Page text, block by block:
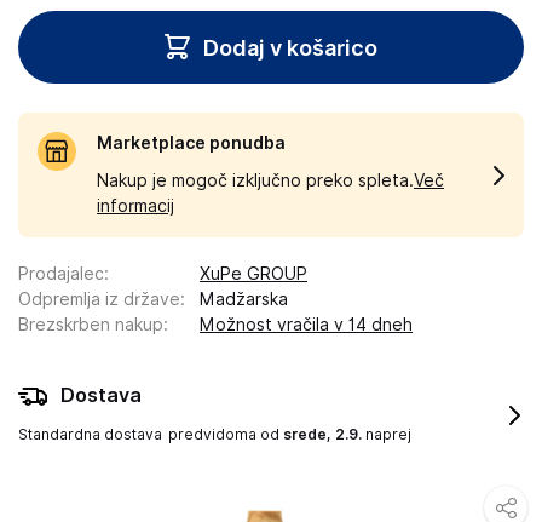
Dodaj v košarico
Marketplace ponudba
Nakup je mogoč izključno preko spleta.Več
informacij
Prodajalec:
XuPe GROUP
Odpremlja iz države:
Madžarska
Brezskrben nakup: Možnost vračila v 14 dneh
Dostava
Standardna dostava predvidoma od srede, 2.9. naprej